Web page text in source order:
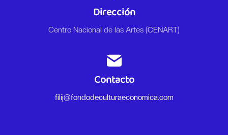
Dirección
Centro Nacional de las Artes (CENART)
Contacto
filij@fondodeculturaeconomica.com